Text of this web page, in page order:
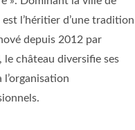
l’héritier d’une tradition
depuis 2012 par
château diversifie ses